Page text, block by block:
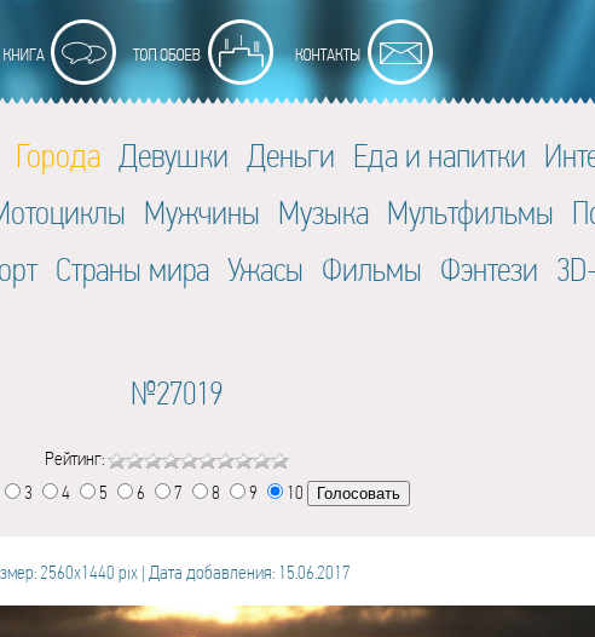
Города Девушки Деньги Еда и напитки
Мужчины Музыка Мультфильмы
Страны мира Ужасы Фильмы Фэнтези
№27019
Рейтинг:
3
4 5 6 7 8 9 10
2560x1440 pix | Дата добавления: 15.06.2017